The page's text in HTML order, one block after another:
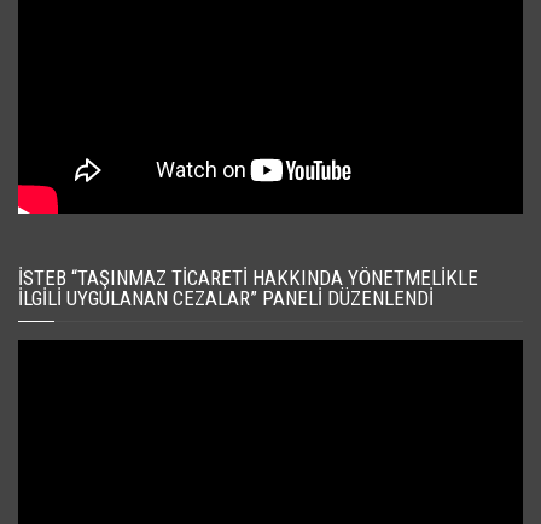
İSTEB “TAŞINMAZ TICARETI HAKKINDA YÖNETMELIKLE
İLGILI UYGULANAN CEZALAR” PANELI DÜZENLENDI